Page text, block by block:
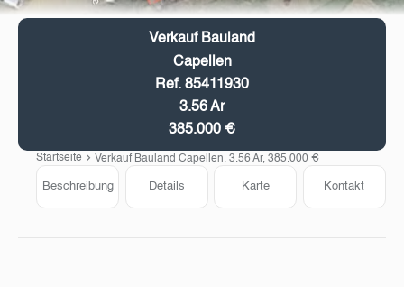
Verkauf Bauland
Capellen
Ref. 85411930
3.56 Ar
385.000 €
Startseite Verkauf Bauland Capellen, 3.56 Ar, 385.000 €
Beschreibung Details Karte Kontakt